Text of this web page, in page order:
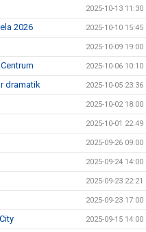
2025-10-13 11:30
2026 2025-10-10 15:45
2025-10-09 19:00
2025-10-06 10:10
dramatik 2025-10-05 23:36
2025-10-02 18:00
2025-10-01 22:49
2025-09-26 09:00
2025-09-24 14:00
2025-09-23 22:21
2025-09-23 17:00
2025-09-15 14:00